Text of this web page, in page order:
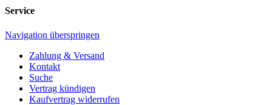
Service
Navigation überspringen
Zahlung & Versand
Kontakt
Suche
Vertrag kündigen
Kaufvertrag widerrufen